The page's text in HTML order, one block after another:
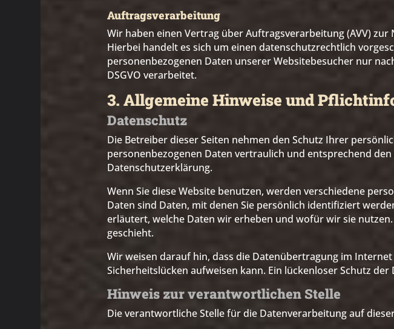
Auftragsverarbeitung
Wir haben einen Vertrag über Auftragsverarbeitung (AVV)
Hierbei handelt es sich um einen datenschutzrechtlich
personenbezogenen Daten unserer Websitebesucher nur
DSGVO verarbeitet.
3. Allgemeine Hinweise und
Datenschutz
Die Betreiber dieser Seiten nehmen den Schutz Ihrer
personenbezogenen Daten vertraulich und entsprechend
Datenschutzerklärung.
Wenn Sie diese Website benutzen, werden verschiedene
Daten sind Daten, mit denen Sie persönlich identifiziert
erläutert, welche Daten wir erheben und wofür wir sie
geschieht.
Wir weisen darauf hin, dass die Datenübertragung im
Sicherheitslücken aufweisen kann. Ein lückenloser Schutz
Hinweis zur verantwortlichen Stelle
Die verantwortliche Stelle für die Datenverarbeitung auf